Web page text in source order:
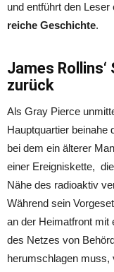
und entführt den
reiche Geschichte.
James
zurück
Als Gray Pierce
Hauptquartier beinahe
bei dem ein älterer
einer Ereigniskette,
Nähe des radioaktiv
Während sein
an der Heimatfront mit
des Netzes von
herumschlagen muss,